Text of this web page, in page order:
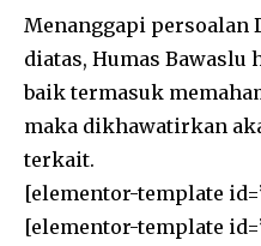
Menanggapi persoalan
diatas, Humas Bawaslu
baik termasuk
maka dikhawatirkan
terkait.
[elementor-template
[elementor-template